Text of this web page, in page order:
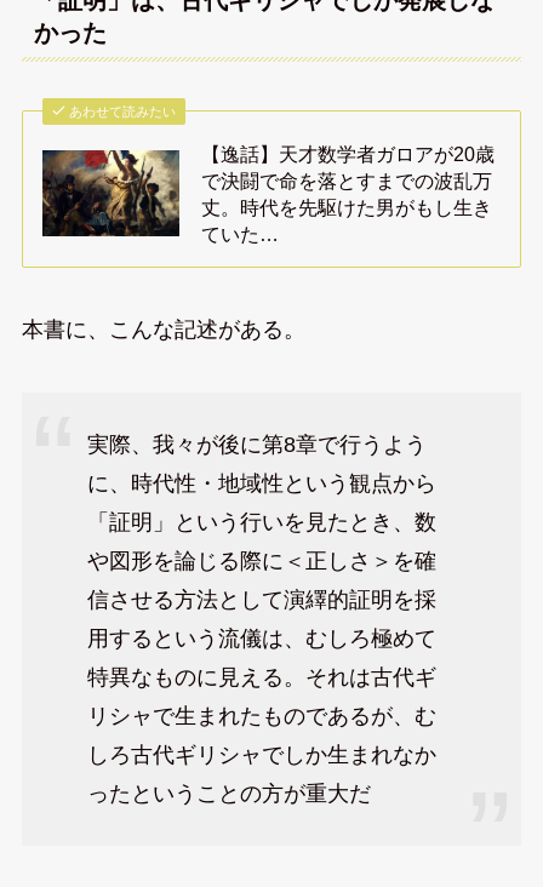
かった
あわせて読みたい
【逸話】天才数学者ガロアが20歳
で決闘で命を落とすまでの波乱万
丈。時代を先駆けた男がもし生き
ていた…
本書に、こんな記述がある。
実際、我々が後に第8章で行うよう
に、時代性・地域性という観点から
「証明」という行いを見たとき、数
や図形を論じる際に＜正しさ＞を確
信させる方法として演繹的証明を採
用するという流儀は、むしろ極めて
特異なものに見える。それは古代ギ
リシャで生まれたものであるが、む
しろ古代ギリシャでしか生まれなか
ったということの方が重大だ